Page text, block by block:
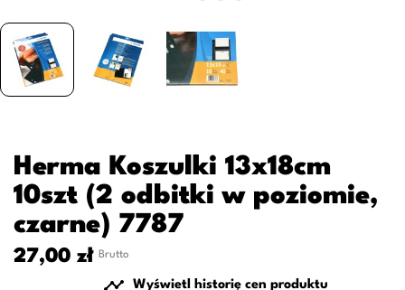
Herma Koszulki 13x18cm
10szt (2 odbitki w poziomie,
czarne) 7787
27,00 zł Brutto
 Wyświetl historię cen produktu